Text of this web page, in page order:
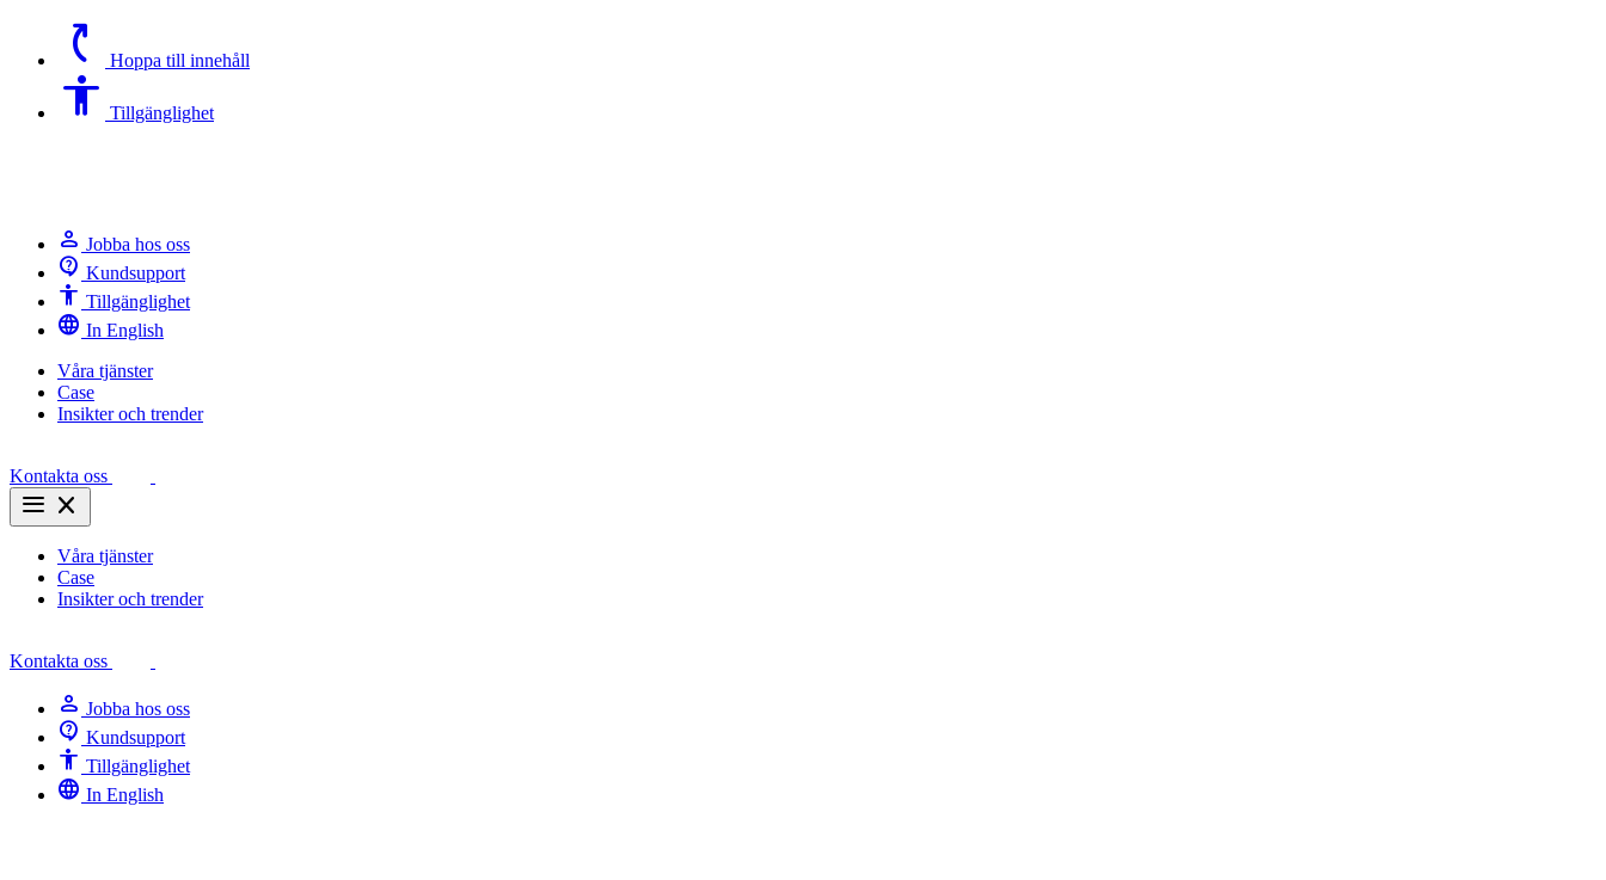
switch_access_shortcut Hoppa till innehåll
Accessibility Tillgänglighet
person Jobba hos oss
contact_support Kundsupport
Accessibility Tillgänglighet
language In English
Våra tjänster
Case
Insikter och trender
Kontakta oss
menu close
Våra tjänster
Case
Insikter och trender
Kontakta oss
person Jobba hos oss
contact_support Kundsupport
Accessibility Tillgänglighet
language In English